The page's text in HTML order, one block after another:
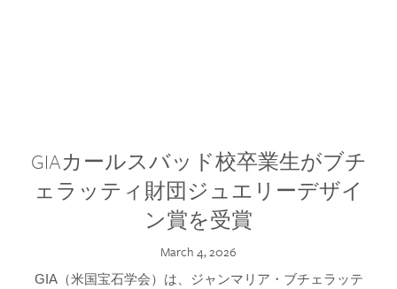
GIAカールスバッド校卒業生がブチ
ェラッティ財団ジュエリーデザイ
ン賞を受賞
March 4, 2026
GIA（米国宝石学会）は、ジャンマリア・ブチェラッテ